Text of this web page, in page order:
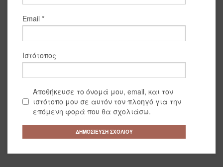
Email *
Ιστότοπος
Αποθήκευσε το όνομά μου, email, και τον
ιστότοπο μου σε αυτόν τον πλοηγό για την
επόμενη φορά που θα σχολιάσω.